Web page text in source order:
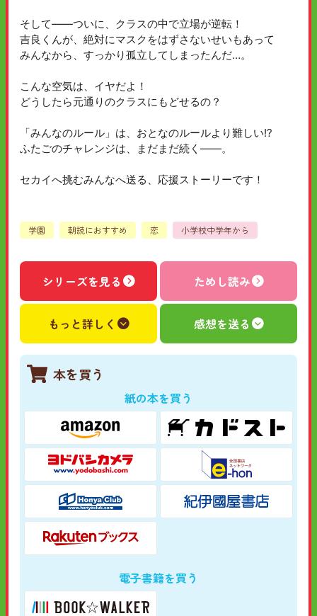
そして――ついに、クラスの中で立場が逆転！
吉良くんが、絶対にマスクをはずさないせいもあって
みんなから、すっかり孤立してしまったんだ…。
こんな空気は、イヤだよ！
どうしたら元通りのクラスにもどせるの？
「みんなのルール」は、おとなのルールより難しい!?
ふたごのチャレンジは、まだまだ続く――。
セカイへ挑むみんなへ送る、応援ストーリーです！
学園 朝読におすすめ 恋 小学校中学年から
シリーズを見る ためし読み
もっと詳しく 感想を送る
本を買う
紙の本を買う
電子書籍を買う